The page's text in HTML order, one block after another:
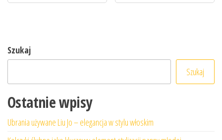
Szukaj
Szukaj
Ostatnie wpisy
Ubrania używane Liu Jo – elegancja w stylu włoskim